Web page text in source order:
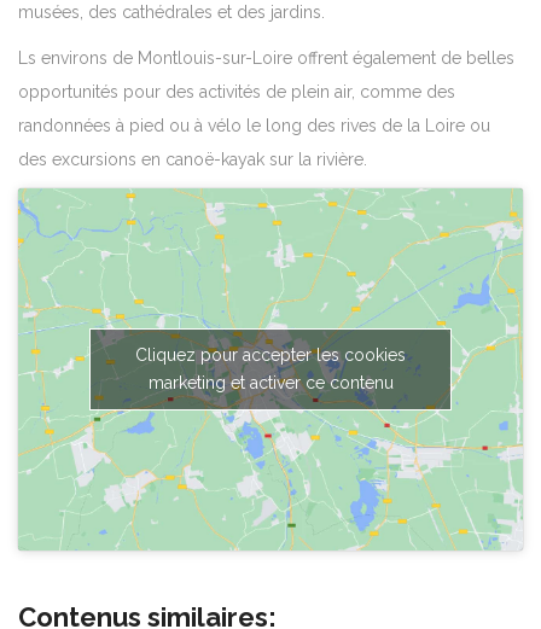
musées, des cathédrales et des jardins.
Ls environs de Montlouis-sur-Loire offrent également de belles
opportunités pour des activités de plein air, comme des
randonnées à pied ou à vélo le long des rives de la Loire ou
des excursions en canoë-kayak sur la rivière.
Cliquez pour accepter les cookies
marketing et activer ce contenu
Contenus similaires: